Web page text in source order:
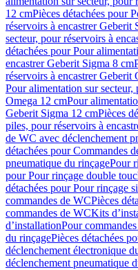
12 cmPièces détachées pour
réservoirs à encastrer Geberit
secteur, pour réservoirs à
détachées pour Pour
encastrer Geberit Sigma 8 cm
réservoirs à encastrer Geberit
Pour alimentation sur
Omega 12 cmPour
Geberit Sigma 12 cmPièces
piles, pour réservoirs à
de WC avec déclenchement
détachées pour Commandes
pneumatique du rinçagePour
pour Pour rinçage double
détachées pour Pour rinçage
commandes de WCPièces
commandes de WCKits
d’installationPour
du rinçagePièces détachées
déclenchement électronique
déclenchement pneumatique